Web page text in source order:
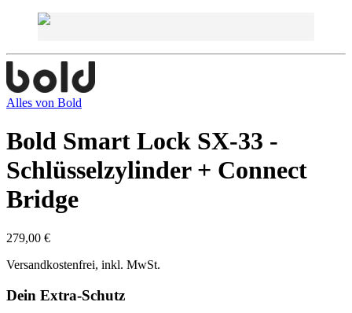
Alles von Bold
Bold Smart Lock SX-33 -
Schlüsselzylinder + Connect
Bridge
279,00 €
Versandkostenfrei, inkl. MwSt.
Dein Extra-Schutz